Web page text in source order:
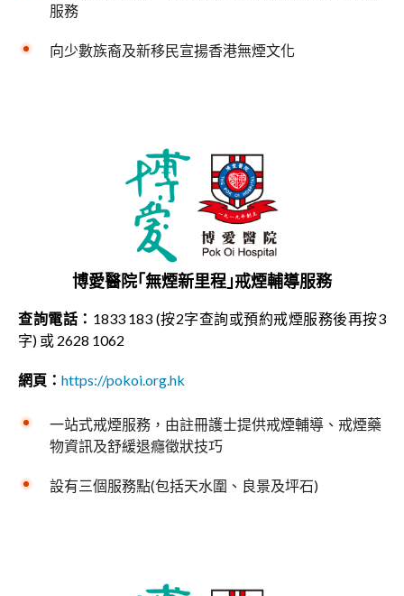
服務
向少數族裔及新移民宣揚香港無煙文化
博愛醫院｢無煙新里程｣戒煙輔導服務
查詢電話： 1833 183 (按2字查詢或預約戒煙服務後再按3
字) 或 2628 1062
網頁： https://pokoi.org.hk
一站式戒煙服務，由註冊護⼠提供戒煙輔導、戒煙藥
物資訊及舒緩退癮徵狀技巧
設有三個服務點(包括天水圍、良景及坪石)